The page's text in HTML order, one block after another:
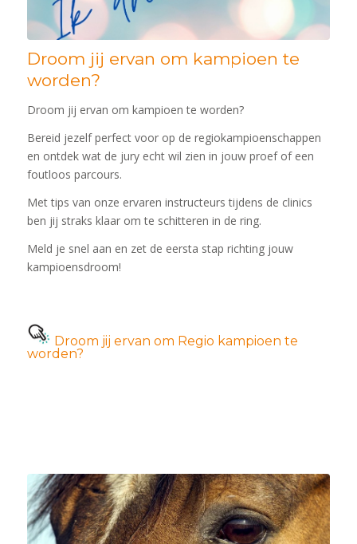
Droom jij ervan om kampioen te
worden?
Droom jij ervan om kampioen te worden?
Bereid jezelf perfect voor op de regiokampioenschappen
en ontdek wat de jury echt wil zien in jouw proef of een
foutloos parcours.
Met tips van onze ervaren instructeurs tijdens de clinics
ben jij straks klaar om te schitteren in de ring.
Meld je snel aan en zet de eersta stap richting jouw
kampioensdroom!
Droom jij ervan om Regio kampioen te
worden?